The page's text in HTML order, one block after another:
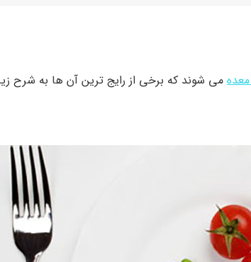
می شوند که برخی از رایج ترین آن ها به شرح